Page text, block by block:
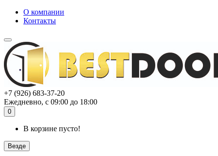
О компании
Контакты
+7 (926) 683-37-20
Ежедневно, с 09:00 до 18:00
0
В корзине пусто!
Везде